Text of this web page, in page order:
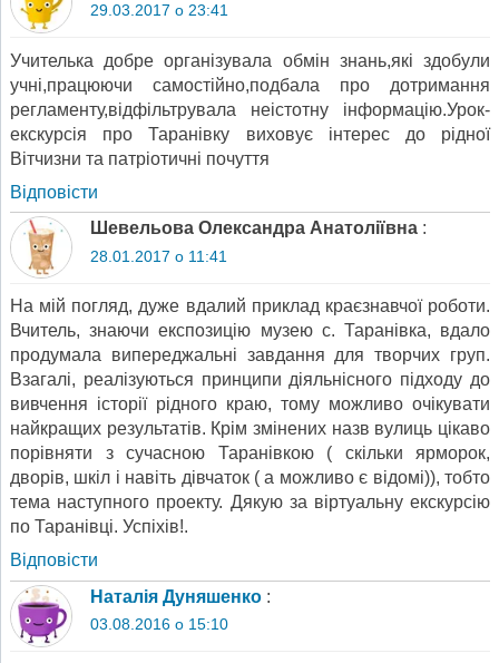
29.03.2017 о 23:41
Учителька добре організувала обмін знань,які здобули
учні,працюючи самостійно,подбала про дотримання
регламенту,відфільтрувала неістотну інформацію.Урок-
екскурсія про Таранівку виховує інтерес до рідної
Вітчизни та патріотичні почуття
Відповіcти
Шевельова Олександра Анатоліївна :
28.01.2017 о 11:41
На мій погляд, дуже вдалий приклад краєзнавчої роботи.
Вчитель, знаючи експозицію музею с. Таранівка, вдало
продумала випереджальні завдання для творчих груп.
Взагалі, реалізуються принципи діяльнісного підходу до
вивчення історії рідного краю, тому можливо очікувати
найкращих результатів. Крім змінених назв вулиць цікаво
порівняти з сучасною Таранівкою ( скільки ярморок,
дворів, шкіл і навіть дівчаток ( а можливо є відомі)), тобто
тема наступного проекту. Дякую за віртуальну екскурсію
по Таранівці. Успіхів!.
Відповіcти
Наталія Дуняшенко :
03.08.2016 о 15:10